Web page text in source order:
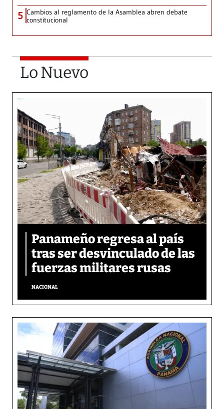
5 Cambios al reglamento de la Asamblea abren debate
constitucional
Lo Nuevo
Panameño regresa al país
tras ser desvinculado de las
fuerzas militares rusas
NACIONAL